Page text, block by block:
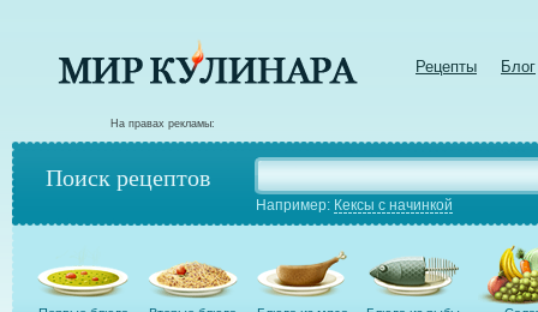
Рецепты Блог
На правах рекламы:
Поиск рецептов
Например: Кексы с начинкой